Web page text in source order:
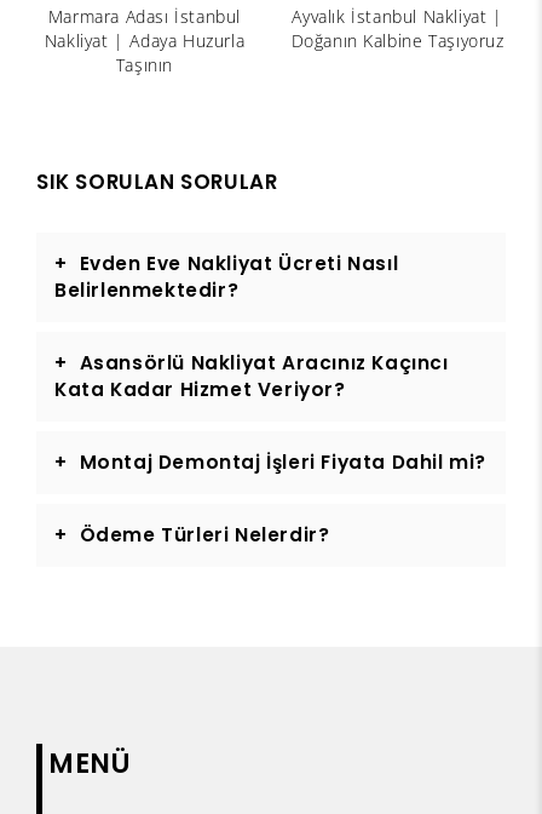
Marmara Adası İstanbul
Nakliyat | Adaya Huzurla
Taşının
Ayvalık İstanbul Nakliyat |
Doğanın Kalbine Taşıyoruz
SIK SORULAN SORULAR
Evden Eve Nakliyat Ücreti Nasıl
Belirlenmektedir?
Asansörlü Nakliyat Aracınız Kaçıncı
Kata Kadar Hizmet Veriyor?
Montaj Demontaj İşleri Fiyata Dahil mi?
Ödeme Türleri Nelerdir?
MENÜ